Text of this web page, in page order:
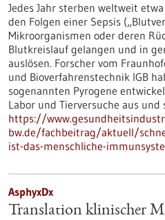
Jedes Jahr sterben weltweit
den Folgen einer Sepsis
Mikroorganismen oder deren
Blutkreislauf gelangen und in
auslösen. Forscher vom
und Bioverfahrenstechnik IGB
sogenannten Pyrogene
Labor und Tierversuche aus
https://
bw.de/fachbeitrag/aktuell/
ist-das-menschliche-
AsphyxDx
Translation klinischer